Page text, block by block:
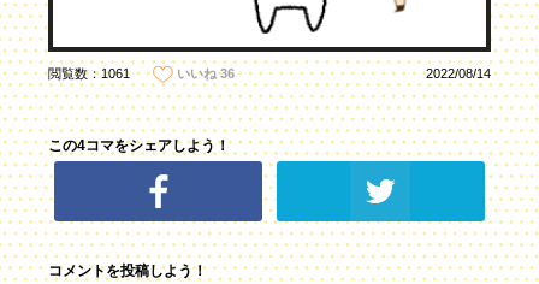
閲覧数：1061 いいね 36 2022/08/14
この4コマをシェアしよう！
コメントを投稿しよう！